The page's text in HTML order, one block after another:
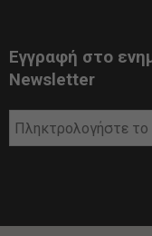
Εγγραφή στο
Newsletter